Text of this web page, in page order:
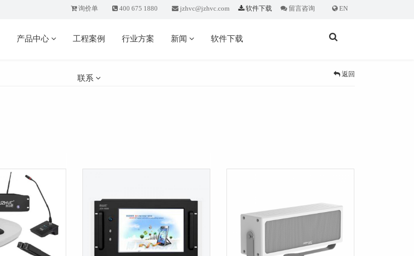
询价单 400 675 1880 jzhvc@jzhvc.com 软件下载 留言咨询 EN
产品中心 工程案例 行业方案 新闻 软件下载
联系 返回